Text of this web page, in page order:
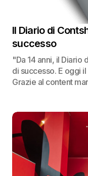
Il Diario di
successo
"Da 14 anni, il
di successo. E oggi
Grazie al content